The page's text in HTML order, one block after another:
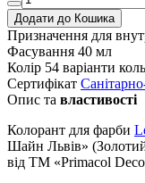
Додати до Кошика
Призначення для
Фасування 40 мл
Колір 54 варіанти
Сертифікат
Опис та властивості
Колорант для фарби
Шайн Львів» (Золотий
від ТМ «Primacol